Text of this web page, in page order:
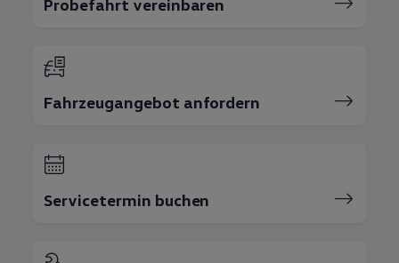
Probefahrt vereinbaren
Fahrzeugangebot anfordern
Servicetermin buchen